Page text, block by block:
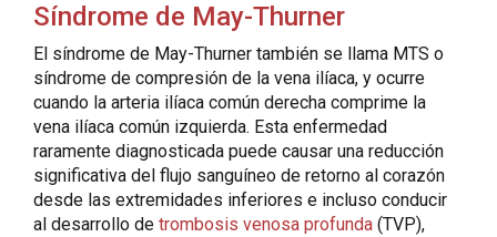
Síndrome de May-Thurner
El síndrome de May-Thurner también se llama MTS o
síndrome de compresión de la vena ilíaca, y ocurre
cuando la arteria ilíaca común derecha comprime la
vena ilíaca común izquierda. Esta enfermedad
raramente diagnosticada puede causar una reducción
significativa del flujo sanguíneo de retorno al corazón
desde las extremidades inferiores e incluso conducir
al desarrollo detrombosis venosa profunda (TVP),